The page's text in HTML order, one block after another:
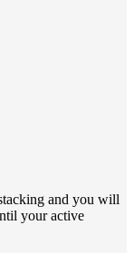
and you will
your active